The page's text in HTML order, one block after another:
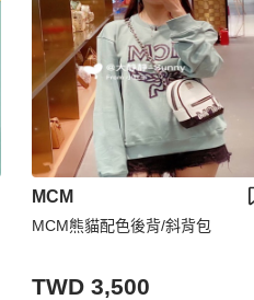
MCM
MCM熊貓配色後背/斜背包
TWD 3,500